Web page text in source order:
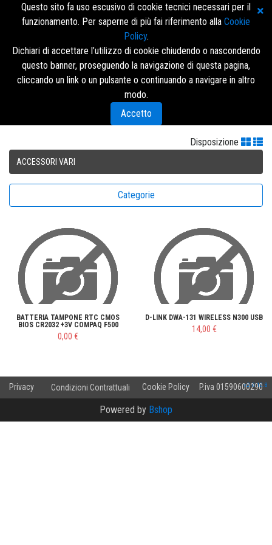
Accedi/Registrati
Disposizione
ACCESSORI VARI
Categorie
BATTERIA TAMPONE RTC CMOS
BIOS CR2032 +3V COMPAQ F500
0,00 €
D-LINK DWA-131 WIRELESS N300 USB
14,00 €
v.2.0.10.8
Privacy Condizioni Contrattuali Cookie Policy P.iva 01590600290
Powered by Bshop
Questo sito fa uso escusivo di cookie tecnici necessari per il
funzionamento. Per saperne di più fai riferimento alla Cookie
Policy.
Dichiari di accettare l’utilizzo di cookie chiudendo o nascondendo
questo banner, proseguendo la navigazione di questa pagina,
cliccando un link o un pulsante o continuando a navigare in altro
modo.
Accetto